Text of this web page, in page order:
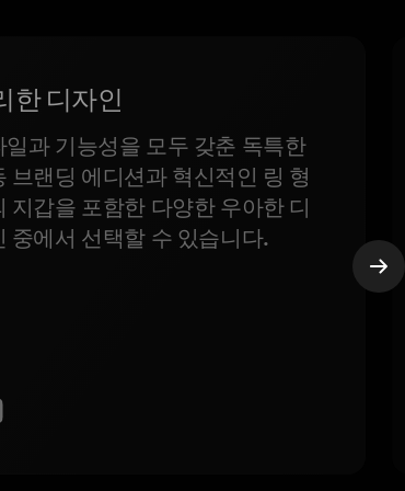
한 디자인
일과 기능성을 모두 갖춘 독특한
브랜딩 에디션과 혁신적인 링 형
지갑을 포함한 다양한 우아한 디
중에서 선택할 수 있습니다.